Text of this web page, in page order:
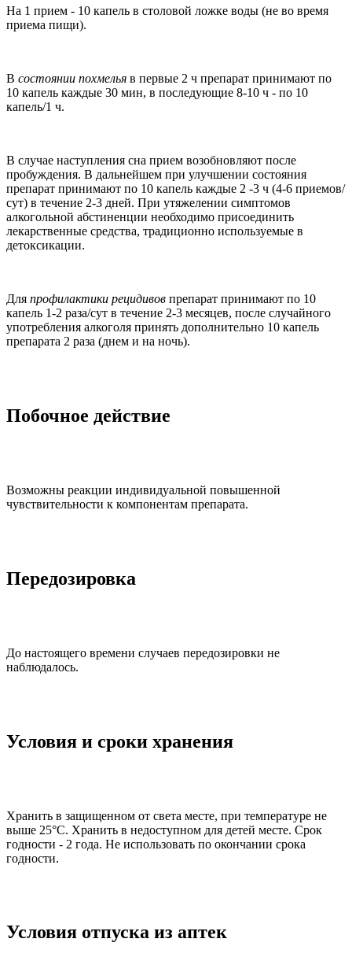
На 1 прием - 10 капель в столовой ложке воды (не во время
приема пищи).
В состоянии похмелья в первые 2 ч препарат принимают по
10 капель каждые 30 мин, в последующие 8-10 ч - по 10
капель/1 ч.
В случае наступления сна прием возобновляют после
пробуждения. В дальнейшем при улучшении состояния
препарат принимают по 10 капель каждые 2 -3 ч (4-6 приемов/
сут) в течение 2-3 дней. При утяжелении симптомов
алкогольной абстиненции необходимо присоединить
лекарственные средства, традиционно используемые в
детоксикации.
Для профилактики рецидивов препарат принимают по 10
капель 1-2 раза/сут в течение 2-3 месяцев, после случайного
употребления алкоголя принять дополнительно 10 капель
препарата 2 раза (днем и на ночь).
Побочное действие
Возможны реакции индивидуальной повышенной
чувствительности к компонентам препарата.
Передозировка
До настоящего времени случаев передозировки не
наблюдалось.
Условия и сроки хранения
Хранить в защищенном от света месте, при температуре не
выше 25°С. Хранить в недоступном для детей месте. Срок
годности - 2 года. Не использовать по окончании срока
годности.
Условия отпуска из аптек